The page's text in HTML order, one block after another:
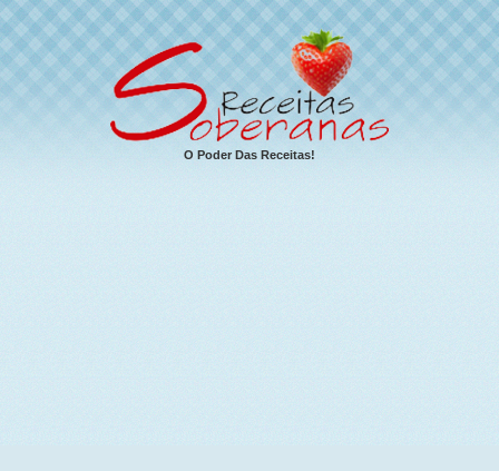
O Poder Das Receitas!